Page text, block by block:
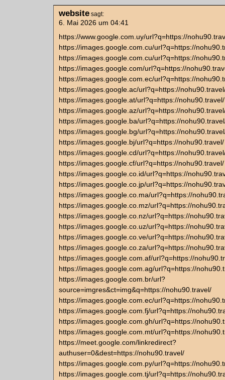
website sagt:
6. Mai 2026 um 04:41
https://www.google.com.uy/url?q=https://
https://images.google.com.cu/url?q=https://
https://images.google.com.cu/url?q=https://
https://images.google.com/url?q=https://
https://images.google.com.ec/url?q=https://
https://images.google.ac/url?q=https://
https://images.google.at/url?q=https://nohu90.travel/
https://images.google.az/url?q=https://
https://images.google.ba/url?q=https://
https://images.google.bg/url?q=https://
https://images.google.bj/url?q=https://nohu90.travel/
https://images.google.cd/url?q=https://
https://images.google.cf/url?q=https://nohu90.travel/
https://images.google.co.id/url?q=https://
https://images.google.co.jp/url?q=https://
https://images.google.co.ma/url?q=https://
https://images.google.co.mz/url?q=https://
https://images.google.co.nz/url?q=https://
https://images.google.co.uz/url?q=https://
https://images.google.co.ve/url?q=https://
https://images.google.co.za/url?q=https://
https://images.google.com.af/url?q=https://
https://images.google.com.ag/url?q=https://
https://images.google.com.br/url?
source=imgres&ct=img&q=https://nohu90.travel/
https://images.google.com.ec/url?q=https://
https://images.google.com.fj/url?q=https://
https://images.google.com.gh/url?q=https://
https://images.google.com.mt/url?q=https://
https://meet.google.com/linkredirect?
authuser=0&dest=https://nohu90.travel/
https://images.google.com.py/url?q=https://
https://images.google.com.tj/url?q=https://